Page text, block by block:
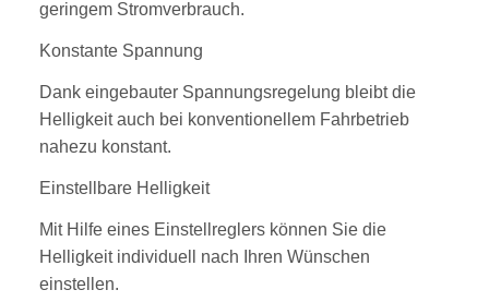
geringem Stromverbrauch.
Konstante Spannung
Dank eingebauter Spannungsregelung bleibt die
Helligkeit auch bei konventionellem Fahrbetrieb
nahezu konstant.
Einstellbare Helligkeit
Mit Hilfe eines Einstellreglers können Sie die
Helligkeit individuell nach Ihren Wünschen
einstellen.